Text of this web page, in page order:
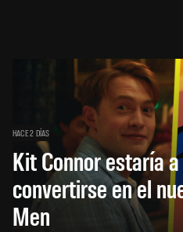
HACE 2 DÍAS
Kit Connor estaría
convertirse en el
Men